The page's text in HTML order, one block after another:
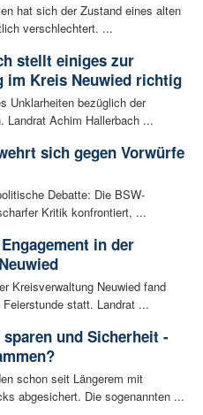
hat sich der Zustand eines alten
verschlechtert. ...
stellt einiges zur
im Kreis Neuwied richtig
Unklarheiten bezüglich der
Landrat Achim Hallerbach ...
sich gegen Vorwürfe
Debatte: Die BSW-
Kritik konfrontiert, ...
in der
Kreisverwaltung Neuwied fand
statt. Landrat ...
und Sicherheit -
schon seit Längerem mit
abgesichert. Die sogenannten ...